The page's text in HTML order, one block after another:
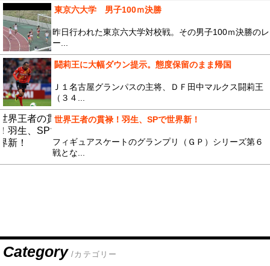
東京六大学 男子100ｍ決勝
昨日行われた東京六大学対校戦。その男子100ｍ決勝のレ
ー...
闘莉王に大幅ダウン提示。態度保留のまま帰国
Ｊ１名古屋グランパスの主将、ＤＦ田中マルクス闘莉王
（３４...
世界王者の貫禄！羽生、SPで世界新！
フィギュアスケートのグランプリ（ＧＰ）シリーズ第６
戦とな...
Category /カテゴリー